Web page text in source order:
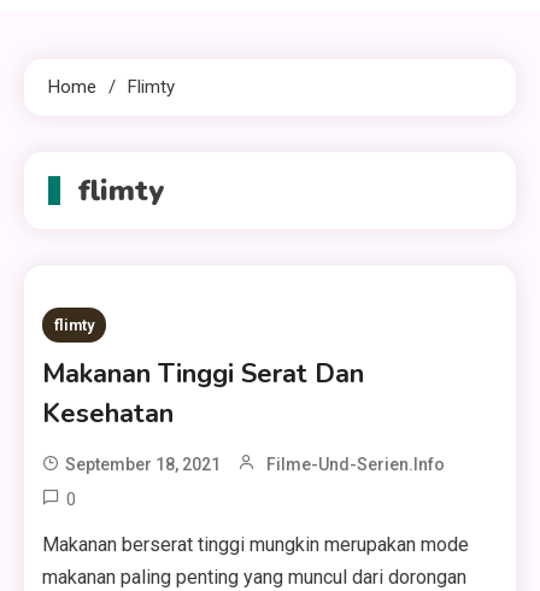
Home Flimty
flimty
flimty
Makanan Tinggi Serat Dan
Kesehatan
September 18, 2021 Filme-Und-Serien.info
0
Makanan berserat tinggi mungkin merupakan mode
makanan paling penting yang muncul dari dorongan